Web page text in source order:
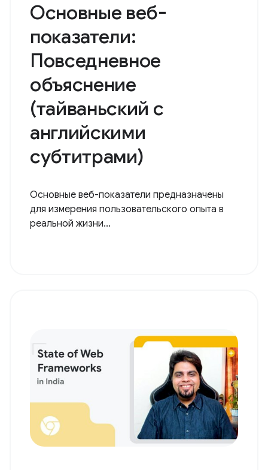
Основные веб-
показатели:
Повседневное
объяснение
(тайваньский с
английскими
субтитрами)
Основные веб-показатели предназначены
для измерения пользовательского опыта в
реальной жизни...